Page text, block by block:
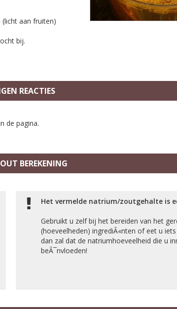
aan fruiten)
bij.
REACTIES
de pagina.
BEREKENING
Het vermelde natrium/zoutgehalte is
Gebruikt u zelf bij het bereiden van het
(hoeveelheden) ingrediÃ«nten of eet u
dan zal dat de natriumhoeveelheid die u
beÃ¯nvloeden!